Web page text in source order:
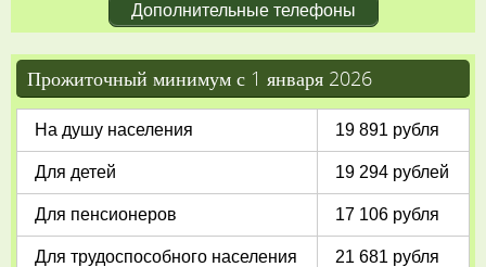
Дополнительные телефоны
Прожиточный минимум с 1 января 2026
На душу населения 19 891 рубля
Для детей 19 294 рублей
Для пенсионеров 17 106 рубля
Для трудоспособного населения 21 681 рубля